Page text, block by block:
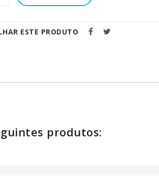
ESTE PRODUTO
produtos: